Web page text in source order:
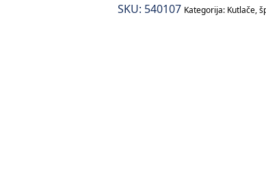
0,05lt
SKU: 540107 Kategorija: Kutlače,